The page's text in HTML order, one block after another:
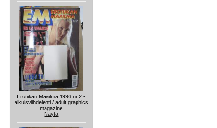
Erotiikan Maailma 1996 nr 2 -
aikuisviihdelehti / adult graphics
magazine
Näytä